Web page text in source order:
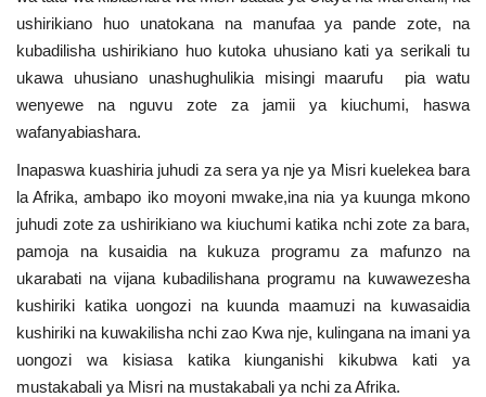
ushirikiano huo unatokana na manufaa ya pande zote, na
kubadilisha ushirikiano huo kutoka uhusiano kati ya serikali tu
ukawa uhusiano unashughulikia misingi maarufu pia watu
wenyewe na nguvu zote za jamii ya kiuchumi, haswa
wafanyabiashara.
Inapaswa kuashiria juhudi za sera ya nje ya Misri kuelekea bara
la Afrika, ambapo iko moyoni mwake,ina nia ya kuunga mkono
juhudi zote za ushirikiano wa kiuchumi katika nchi zote za bara,
pamoja na kusaidia na kukuza programu za mafunzo na
ukarabati na vijana kubadilishana programu na kuwawezesha
kushiriki katika uongozi na kuunda maamuzi na kuwasaidia
kushiriki na kuwakilisha nchi zao Kwa nje, kulingana na imani ya
uongozi wa kisiasa katika kiunganishi kikubwa kati ya
mustakabali ya Misri na mustakabali ya nchi za Afrika.